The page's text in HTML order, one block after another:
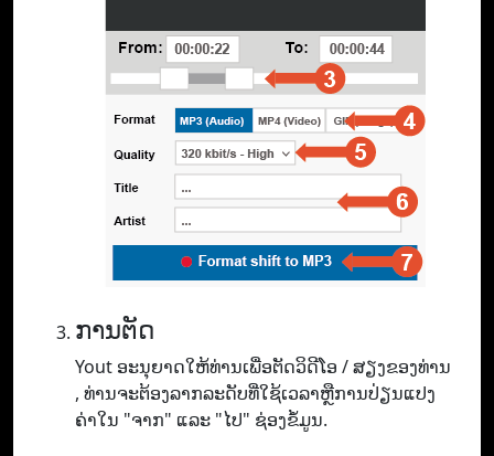
ການຕັດ
Yout ອະ​ນຸ​ຍາດ​ໃຫ້​ທ່ານ​ເພື່ອ​ຕັດ​ວິ​ດີ​ໂອ / ສຽງ​ຂອງ​ທ່ານ​
, ທ່ານ​ຈະ​ຕ້ອງ​ລາກ​ລະ​ດັບ​ທີ່​ໃຊ້​ເວ​ລາ​ຫຼື​ການ​ປ່ຽນ​ແປງ​
ຄ່າ​ໃນ "ຈາກ​" ແລະ "ໄປ​" ຊ່ອງ​ຂໍ້​ມູນ.